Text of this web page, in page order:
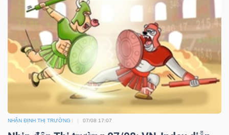
NHẬN ĐỊNH THỊ TRƯỜNG 07/08 17:07